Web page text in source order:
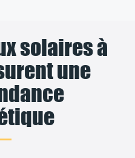
solaires à
une